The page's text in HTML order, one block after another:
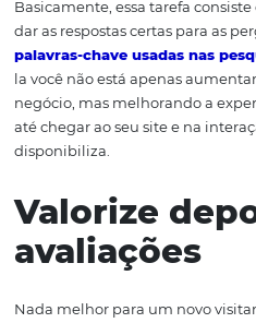
do seu site. É isso que
melhorar a experiência e o
Garanta
pesquisa
mecanismos de pesquisa —